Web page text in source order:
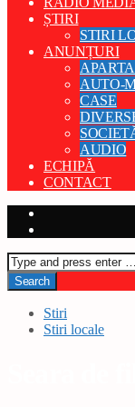
ȘTIRI
STIRI
ANUNȚURI
AUTO-
CASE
AUDIO
ECHIPĂ
CONTACT
Stiri
Stiri locale